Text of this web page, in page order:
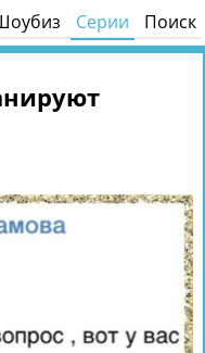
Серии Поиск